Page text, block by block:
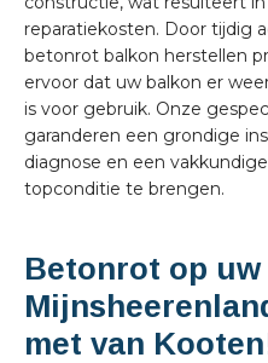
reparatiekosten. Door tijdig
betonrot balkon herstellen
ervoor dat uw balkon er
is voor gebruik. Onze
garanderen een grondige
diagnose en een
topconditie te brengen.
Betonrot op
met van